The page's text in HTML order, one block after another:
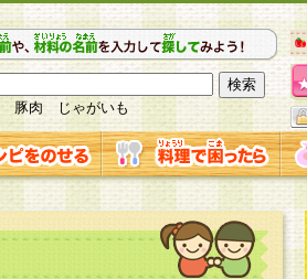
豚肉 じゃがいも